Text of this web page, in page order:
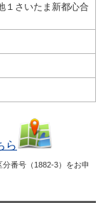
１さいたま新都心合
ら
番号（1882-3）をお申